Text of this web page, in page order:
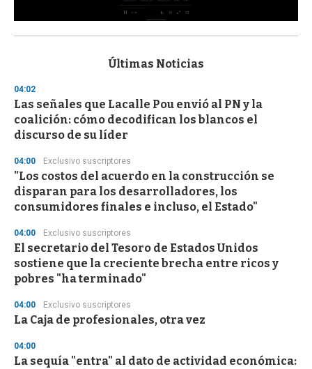
s
d
s
o
f
3
s
e
o
n
Últimas Noticias
04:02
Las señales que Lacalle Pou envió al PN y la
coalición: cómo decodifican los blancos el
discurso de su líder
04:00 Exclusivo suscriptores
"Los costos del acuerdo en la construcción se
disparan para los desarrolladores, los
consumidores finales e incluso, el Estado"
04:00 Exclusivo suscriptores
El secretario del Tesoro de Estados Unidos
sostiene que la creciente brecha entre ricos y
pobres "ha terminado"
04:00 Exclusivo suscriptores
La Caja de profesionales, otra vez
04:00
La sequía "entra" al dato de actividad económica: